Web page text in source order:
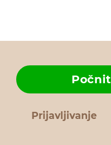
Prijavljivanje